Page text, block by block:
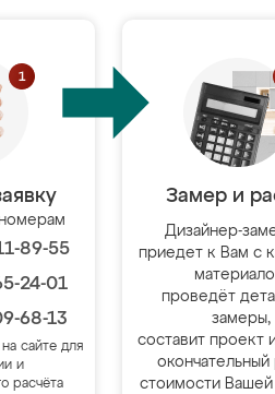
89-55
24-01
68-13
на сайте для
и
расчёта
Замер и
Дизайнер-
приедет к Вам с
проведёт
замеры,
составит проект
окончательный
стоимости